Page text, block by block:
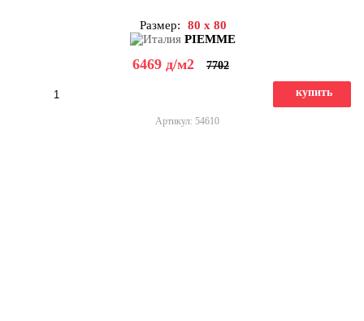
Размер:
80 x 80
PIEMME
6469 д/м2 7702
купить
Артикул: 54610